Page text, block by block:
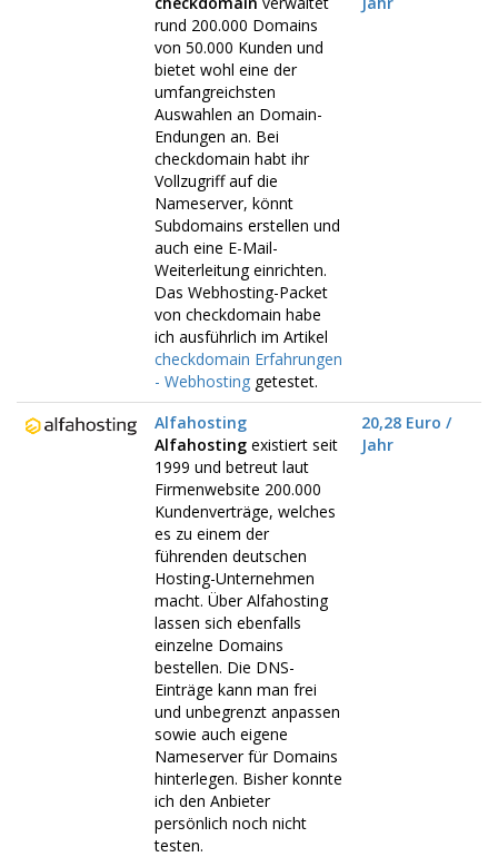
rund 200.000 Domains
von 50.000 Kunden und
bietet wohl eine der
umfangreichsten
Auswahlen an Domain-
Endungen an. Bei
checkdomain habt ihr
Vollzugriff auf die
Nameserver, könnt
Subdomains erstellen und
auch eine E-Mail-
Weiterleitung einrichten.
Das Webhosting-Packet
von checkdomain habe
ich ausführlich im Artikel
checkdomain Erfahrungen
- Webhosting getestet.
Alfahosting
Alfahosting existiert seit
1999 und betreut laut
Firmenwebsite 200.000
Kundenverträge, welches
es zu einem der
führenden deutschen
Hosting-Unternehmen
macht. Über Alfahosting
lassen sich ebenfalls
einzelne Domains
bestellen. Die DNS-
Einträge kann man frei
und unbegrenzt anpassen
sowie auch eigene
Nameserver für Domains
hinterlegen. Bisher konnte
ich den Anbieter
persönlich noch nicht
testen.
20,28 Euro /
Jahr